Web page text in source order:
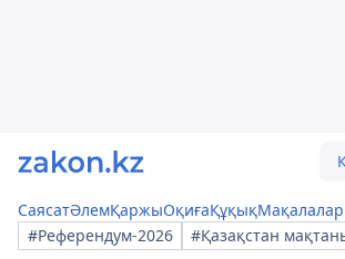
СаясатӘлемҚаржыОқиғаҚұқықМақалалар
#Референдум-2026
#Қазақстан